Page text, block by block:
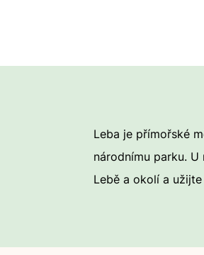
Leba je přímořské
národnímu parku.
Lebě a okolí a